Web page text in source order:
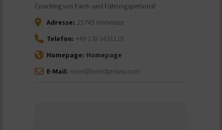
Coaching von Fach- und Führungspersonal
Adresse: 21745Hemmoor
Telefon: +49 178 3431119
Homepage: Homepage
E-Mail: moin@berndpreuss.com